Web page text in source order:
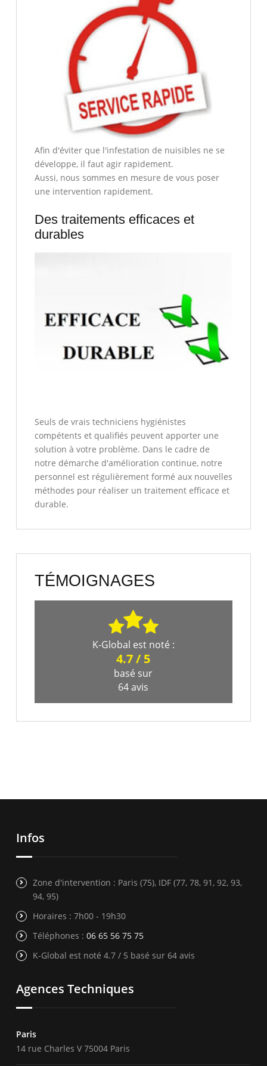
Afin d'éviter que l'infestation de nuisibles ne se
développe, il faut agir rapidement.
Aussi, nous sommes en mesure de vous poser
une intervention rapidement.
Des traitements efficaces et
durables
Seuls de vrais techniciens hygiénistes
compétents et qualifiés peuvent apporter une
solution à votre problème. Dans le cadre de
notre démarche d'amélioration continue, notre
personnel est régulièrement formé aux nouvelles
méthodes pour réaliser un traitement efficace et
durable.
TÉMOIGNAGES
K-Global est noté :
4.7/ 5
basé sur
64avis
Infos
Zone d'intervention : Paris (75), IDF (77, 78, 91, 92, 93,
94, 95)
Horaires : 7h00 - 19h30
Téléphones : 06 65 56 75 75
K-Global est noté 4.7 / 5 basé sur 64 avis
Agences Techniques
Paris
14 rue Charles V 75004 Paris